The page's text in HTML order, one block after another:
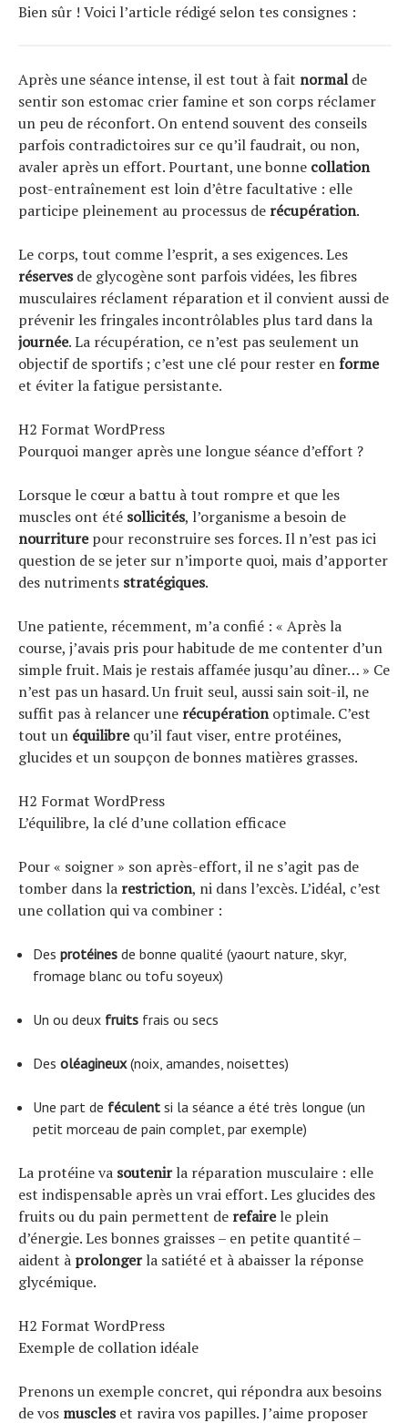
Bien sûr ! Voici l’article rédigé selon tes consignes :
Après une séance intense, il est tout à fait normalde
sentir son estomac crier famine et son corps réclamer
un peu de réconfort. On entend souvent des conseils
parfois contradictoires sur ce qu’il faudrait, ou non,
avaler après un effort. Pourtant, une bonne collation
post-entraînement est loin d’être facultative : elle
participe pleinement au processus de récupération.
Le corps, tout comme l’esprit, a ses exigences. Les
réservesde glycogène sont parfois vidées, les fibres
musculaires réclament réparation et il convient aussi de
prévenir les fringales incontrôlables plus tard dans la
journée. La récupération, ce n’est pas seulement un
objectif de sportifs ; c’est une clé pour rester enforme
et éviter la fatigue persistante.
H2 Format WordPress
Pourquoi manger après une longue séance d’effort ?
Lorsque le cœur a battu à tout rompre et que les
muscles ont été sollicités, l’organisme a besoin de
nourriturepour reconstruire ses forces. Il n’est pas ici
question de se jeter sur n’importe quoi, mais d’apporter
des nutriments stratégiques.
Une patiente, récemment, m’a confié : « Après la
course, j’avais pris pour habitude de me contenter d’un
simple fruit. Mais je restais affamée jusqu’au dîner… » Ce
n’est pas un hasard. Un fruit seul, aussi sain soit-il, ne
suffit pas à relancer une récupérationoptimale. C’est
tout un équilibrequ’il faut viser, entre protéines,
glucides et un soupçon de bonnes matières grasses.
H2 Format WordPress
L’équilibre, la clé d’une collation efficace
Pour « soigner » son après-effort, il ne s’agit pas de
tomber dans la restriction, ni dans l’excès. L’idéal, c’est
une collation qui va combiner :
Des protéines de bonne qualité (yaourt nature, skyr,
fromage blanc ou tofu soyeux)
Un ou deux fruits frais ou secs
Des oléagineux(noix, amandes, noisettes)
Une part de féculent si la séance a été très longue (un
petit morceau de pain complet, par exemple)
La protéine va soutenirla réparation musculaire : elle
est indispensable après un vrai effort. Les glucides des
fruits ou du pain permettent de refairele plein
d’énergie. Les bonnes graisses – en petite quantité –
aident à prolongerla satiété et à abaisser la réponse
glycémique.
H2 Format WordPress
Exemple de collation idéale
Prenons un exemple concret, qui répondra aux besoins
de vos muscleset ravira vos papilles. J’aime proposer
Actualités
Technologies
Tests de produits
Tendances
Tous nos articles
À propos